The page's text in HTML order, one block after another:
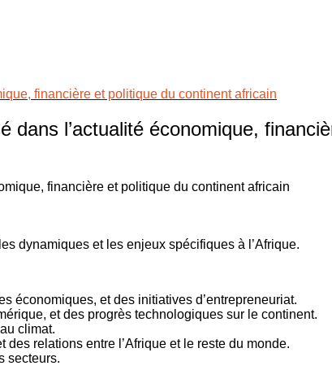
financière et politique du continent africain
l’actualité économique,
dynamiques et les enjeux spécifiques à l’Afrique.
économiques, et des initiatives d’entrepreneuriat.
et des progrès technologiques sur le continent.
climat.
relations entre l’Afrique et le reste du monde.
secteurs.